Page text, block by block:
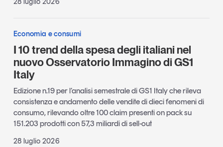
Economia e consumi
I 10 trend della spesa degli italiani nel
nuovo Osservatorio Immagino di GS1
Italy
Edizione n.19 per l’analisi semestrale di GS1 Italy che rileva
consistenza e andamento delle vendite di dieci fenomeni di
consumo, rilevando oltre 100 claim presenti on pack su
151.203 prodotti con 57,3 miliardi di sell-out
28 luglio 2026